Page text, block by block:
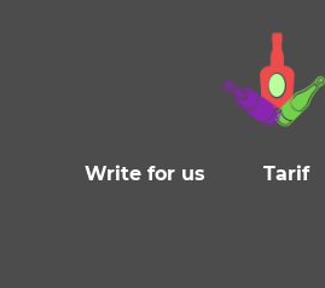
Write for us Tarif